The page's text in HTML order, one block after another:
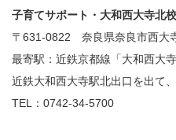
子育てサポート・大和西大寺北校
〒631-0822 奈良県奈良市西大
最寄駅：近鉄京都線「大和西大
近鉄大和西大寺駅北出口を出て、
TEL：0742-34-5700